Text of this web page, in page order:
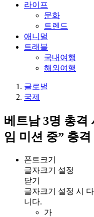
라이프
문화
트렌드
애니멀
트래블
국내여행
해외여행
글로벌
국제
베트남 3명 총격
임 미션 중” 충격
폰트크기
글자크기 설정
닫기
글자크기 설정 시
니다.
가